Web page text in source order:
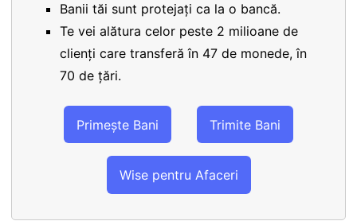
Banii tăi sunt protejați ca la o bancă.
Te vei alătura celor peste 2 milioane de
clienți care transferă în 47 de monede, în
70 de țări.
Primește Bani Trimite Bani
Wise pentru Afaceri